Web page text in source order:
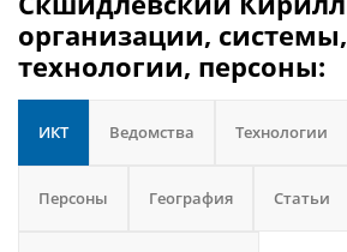
организации, системы,
технологии, персоны:
ИКТ Ведомства Технологии
Персоны География Статьи